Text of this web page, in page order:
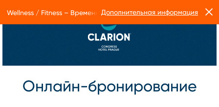
Онлайн-бронирование
Wellness / Fitness – Временные ограничения в работе Form
Дополнительная информация